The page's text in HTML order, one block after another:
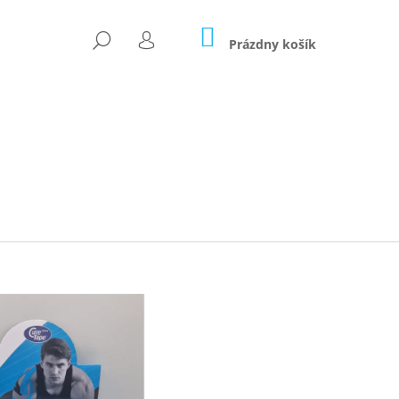
HĽADAŤ
PRIHLÁSENIE
NÁKUPNÝ
KOŠÍK
Prázdny košík